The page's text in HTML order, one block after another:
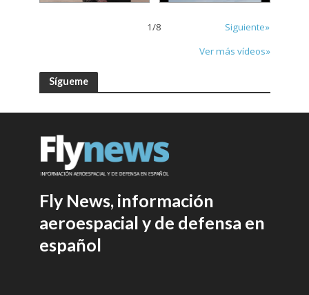
1/8
Siguiente»
Ver más vídeos»
Sígueme
Fly News, información
aeroespacial y de defensa en
español